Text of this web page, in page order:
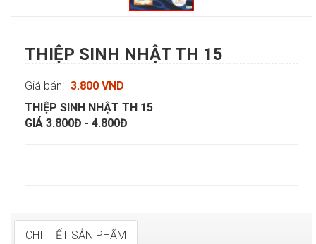
THIỆP SINH NHẬT TH 15
Giá bán: 3.800 VND
THIỆP SINH NHẬT TH 15
GIÁ 3.800Đ - 4.800Đ
CHI TIẾT SẢN PHẨM